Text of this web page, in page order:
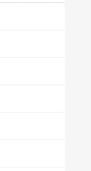
ธรรมชาติ